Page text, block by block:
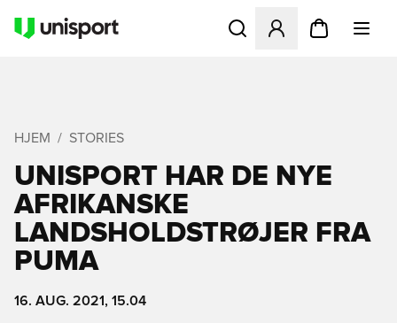
Åbner en Modal til at
HJEM STORIES
UNISPORT HAR DE NYE
AFRIKANSKE
LANDSHOLDSTRØJER FRA
PUMA
16. AUG. 2021, 15.04